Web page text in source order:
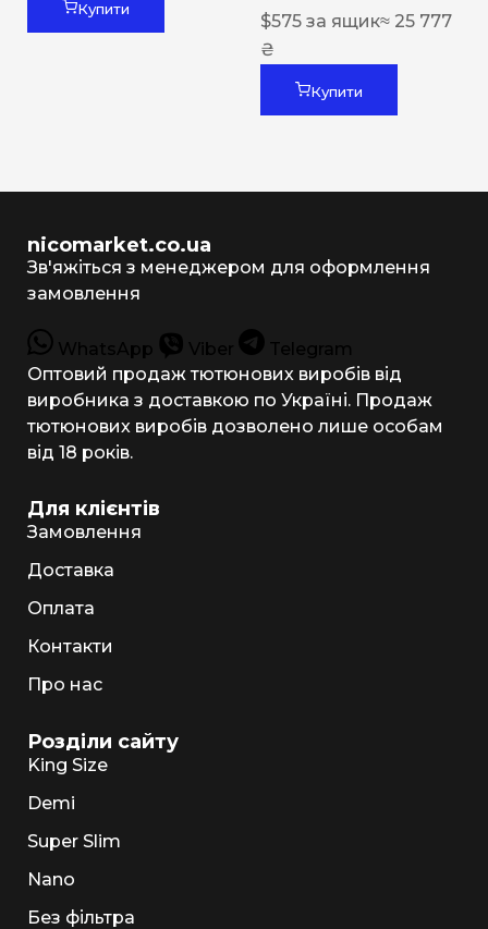
Купити
$575 за ящик≈ 25 777
₴
Купити
nicomarket.co.ua
Зв'яжіться з менеджером для оформлення
замовлення
WhatsApp Viber
Telegram
Оптовий продаж тютюнових виробів від
виробника з доставкою по Україні. Продаж
тютюнових виробів дозволено лише особам
від 18 років.
Для клієнтів
Замовлення
Доставка
Оплата
Контакти
Про нас
Розділи сайту
King Size
Demi
Super Slim
Nano
Без фільтра